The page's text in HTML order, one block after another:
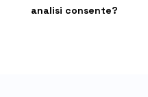
analisi consente?